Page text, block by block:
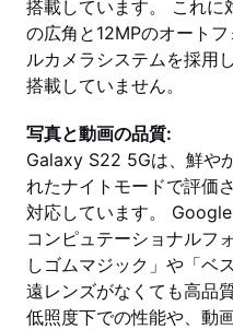
搭載しています。 これ
の広角と12MPのオート
ルカメラシステムを採用
搭載していません。
写真と動画の品質:
Galaxy S22 5Gは、鮮や
れたナイトモードで評価
対応しています。
コンピュテーショナルフ
しゴムマジック」や「ベ
遠レンズがなくても高品
低照度下での性能や、動